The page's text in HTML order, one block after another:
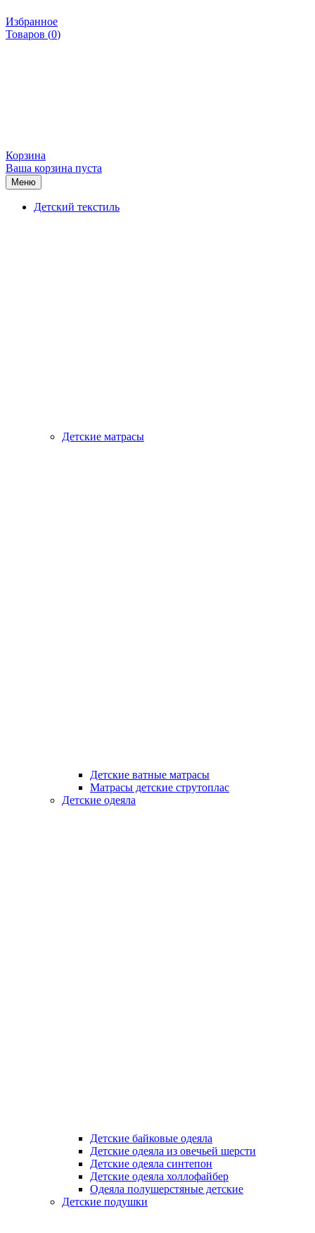
Избранное
Товаров (0)
Корзина
Ваша корзина пуста
Меню
Детский текстиль
Детские матрасы
Детские ватные матрасы
Матрасы детские струтоплас
Детские одеяла
Детские байковые одеяла
Детские одеяла из овечьей шерсти
Детские одеяла синтепон
Детские одеяла холлофайбер
Одеяла полушерстяные детские
Детские подушки